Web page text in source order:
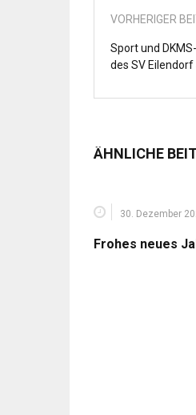
VORHERIGER
Sport und
des SV
ÄHNLICHE
30. Dezember
Frohes neues